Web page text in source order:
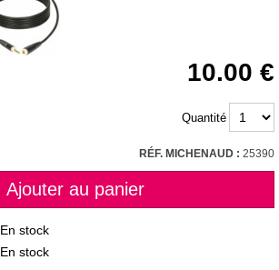
10.00
Quantité
RÉF. MICHENAUD : 25390
En stock
En stock